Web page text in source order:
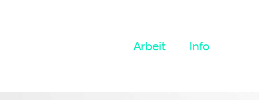
Arbeit Info